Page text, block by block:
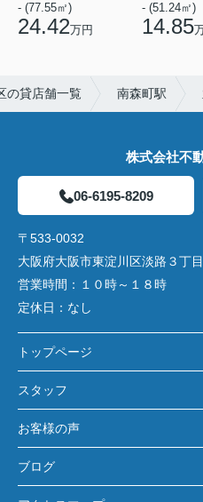
- (77.55㎡)
24.42万円
- (51.24㎡)
14.85
の貸店舗一覧 南森町駅
株式会社不
06-6195-8209
〒533-0032
大阪府大阪市東淀川区淡路３丁
営業時間： １０時～１８時
定休日： なし
トップページ
スタッフ
お客様の声
ブログ